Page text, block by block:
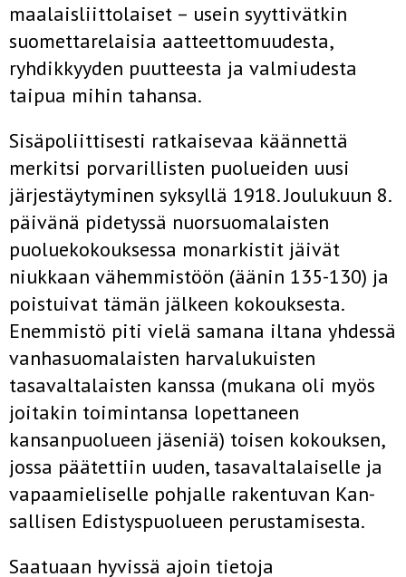
maalaisliittolai­set – usein syyttivätkin
suomettarelaisia aatteettomuudesta,
ryhdikkyy­den puutteesta ja valmiudesta
taipua mihin tahansa.
Sisäpoliittisesti ratkaisevaa käännettä
merkitsi porvarillisten puoluei­den uusi
järjestäytyminen syksyllä 1918. Joulukuun 8.
päivänä pidetyssä nuorsuomalaisten
puoluekokouksessa monarkistit jäivät
niukkaan vä­hemmistöön (äänin 135-130) ja
poistuivat tämän jälkeen kokouksesta.
Enemmistö piti vielä samana iltana yhdessä
vanhasuomalaisten harvalu­kuisten
tasavaltalaisten kanssa (mukana oli myös
joitakin toimintansa lopettaneen
kansanpuolueen jäseniä) toisen kokouksen,
jossa päätettiin uuden, tasavaltalaiselle ja
vapaamieliselle pohjalle rakentuvan Kan­
sallisen Edistyspuolueen perustamisesta.
Saatuaan hyvissä ajoin tietoja